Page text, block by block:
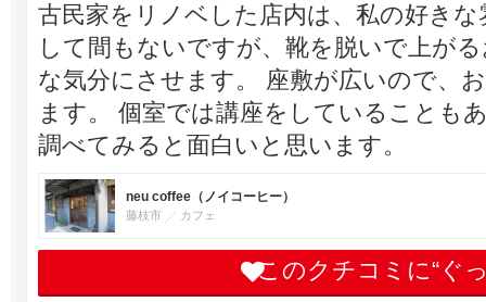
古民家をリノベした店内は、私の好き
して間もないですが、靴を脱いで上が
な気分にさせます。 座敷が広いので、
ます。 個室では講座をしていることも
調べてみると面白いと思います。
neu coffee（ノイコーヒー）
藤枝市 カフェ
このクチコミに“ぐ